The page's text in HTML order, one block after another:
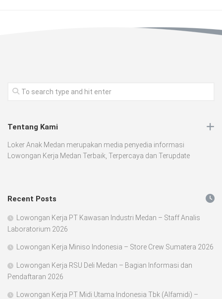
Tentang Kami
Loker Anak Medan merupakan media penyedia informasi
Lowongan Kerja Medan Terbaik, Terpercaya dan Terupdate
Recent Posts
Lowongan Kerja PT Kawasan Industri Medan – Staff Analis
Laboratorium 2026
Lowongan Kerja Miniso Indonesia – Store Crew Sumatera 2026
Lowongan Kerja RSU Deli Medan – Bagian Informasi dan
Pendaftaran 2026
Lowongan Kerja PT Midi Utama Indonesia Tbk (Alfamidi) –